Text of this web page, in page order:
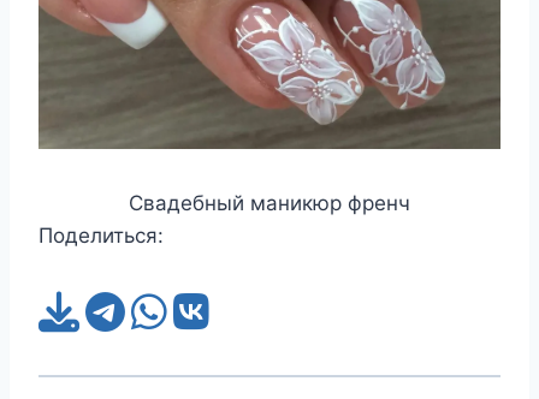
Свадебный маникюр френч
Поделиться: